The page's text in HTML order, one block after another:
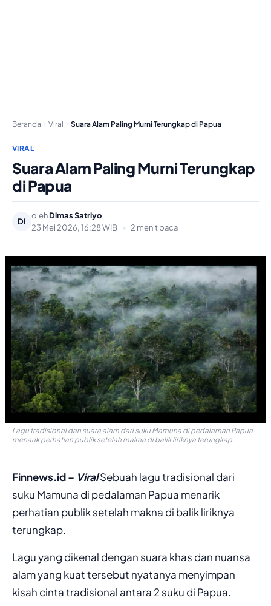
Beranda Viral Suara Alam Paling Murni Terungkap di Papua
VIRAL
Suara Alam Paling Murni Terungkap
di Papua
DI
olehDimas Satriyo
23 Mei 2026, 16:28 WIB
• 2 menit baca
Lagu tradisional dan suara alam dari suku Mamuna di pedalaman Papua
menarik perhatian publik setelah makna di balik liriknya terungkap.
Finnews.id – ViralSebuah lagu tradisional dari
suku Mamuna di pedalaman Papua menarik
perhatian publik setelah makna di balik liriknya
terungkap.
Lagu yang dikenal dengan suara khas dan nuansa
alam yang kuat tersebut nyatanya menyimpan
kisah cinta tradisional antara 2 suku di Papua.